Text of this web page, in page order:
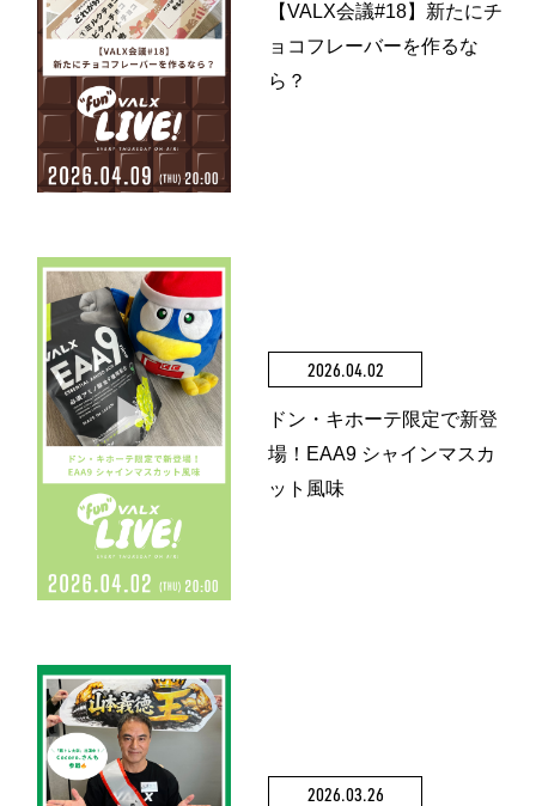
【VALX会議#18】新たにチ
ョコフレーバーを作るな
ら？
2026.04.02
ドン・キホーテ限定で新登
場！EAA9 シャインマスカ
ット風味
2026.03.26